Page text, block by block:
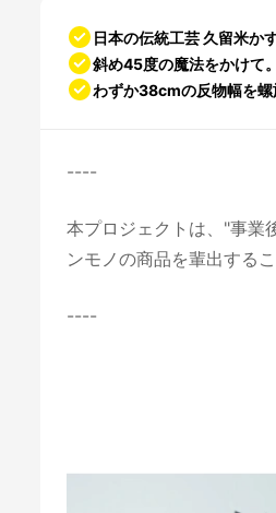
日本の伝統工芸 久留米
斜め45度の魔法をかけて
わずか38cmの反物幅を
----
本プロジェクトは、"事業
ンモノの商品を輩出する
----